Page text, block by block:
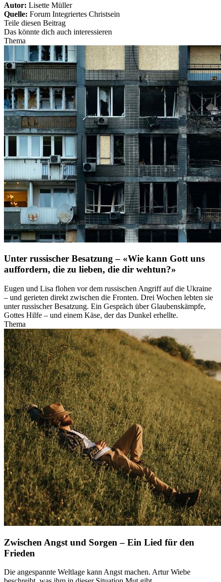
Autor: Lisette Müller
Quelle: Forum Integriertes Christsein
Teile diesen Beitrag
Das könnte dich auch interessieren
Thema
Unter russischer Besatzung – «Wie kann Gott uns
auffordern, die zu lieben, die dir wehtun?»
Eugen und Lisa flohen vor dem russischen Angriff auf die Ukraine
– und gerieten direkt zwischen die Fronten. Drei Wochen lebten sie
unter russischer Besatzung. Ein Gespräch über Glaubenskämpfe,
Gottes Hilfe – und einem Käse, der das Dunkel erhellte.
Thema
Zwischen Angst und Sorgen – Ein Lied für den
Frieden
Die angespannte Weltlage kann Angst machen. Artur Wiebe